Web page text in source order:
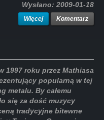
Wysłano: 2009-01-18
Więcej Komentarz
1997 roku przez Mathiasa
popularną w tej
metalu. By całemu
się za dość muzycy
tradycyjne bitewne